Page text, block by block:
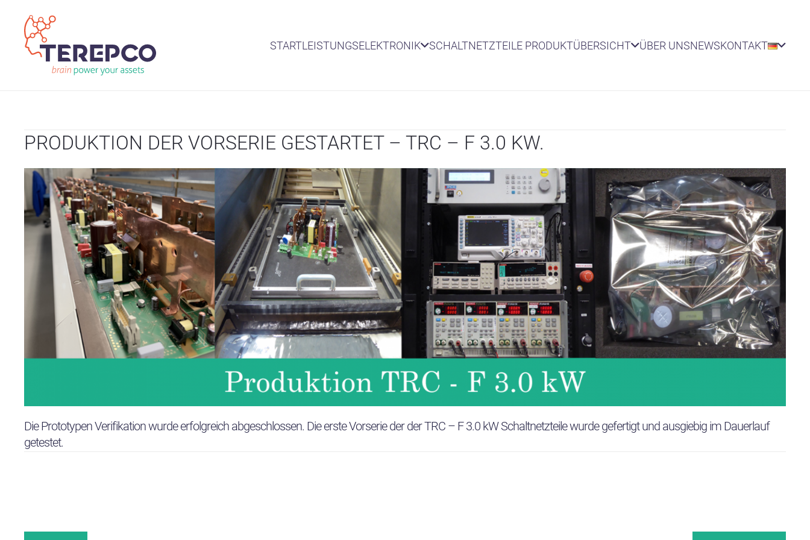
STARTLEISTUNGSELEKTRONIK SCHALTNETZTEILE PRODUKTÜBERSICHT ÜBER UNSNEWSKONTAKT
PRODUKTION DER VORSERIE GESTARTET – TRC – F 3.0 KW.
Die Prototypen Verifikation wurde erfolgreich abgeschlossen. Die erste Vorserie der der TRC – F 3.0 kW Schaltnetzteile wurde gefertigt und ausgiebig im Dauerlauf
getestet.